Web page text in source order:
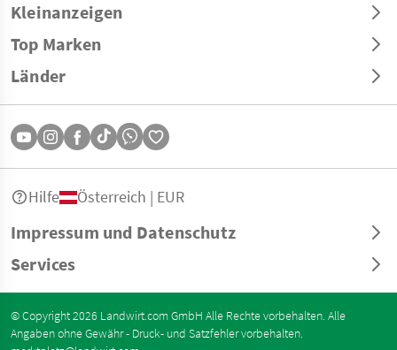
Kleinanzeigen
Top Marken
Länder
Impressum und Datenschutz
Services
Hilfe Österreich | EUR
© Copyright 2026 Landwirt.com GmbH Alle Rechte vorbehalten. Alle
Angaben ohne Gewähr - Druck- und Satzfehler vorbehalten.